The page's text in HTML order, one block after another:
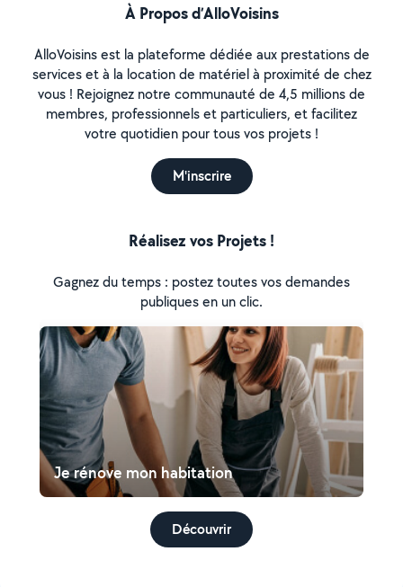
À Propos d’AlloVoisins
AlloVoisins est la plateforme dédiée aux prestations de
services et à la location de matériel à proximité de chez
vous ! Rejoignez notre communauté de 4,5 millions de
membres, professionnels et particuliers, et facilitez
votre quotidien pour tous vos projets !
M'inscrire
Réalisez vos Projets !
Gagnez du temps : postez toutes vos demandes
publiques en un clic.
Je rénove mon habitation
Découvrir